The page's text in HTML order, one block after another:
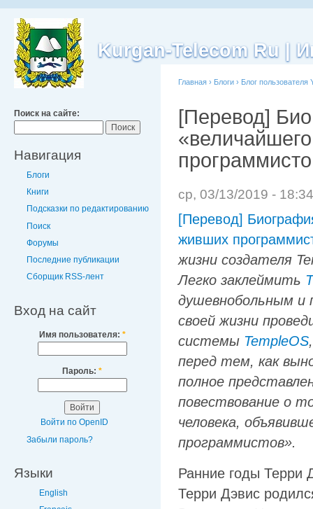
Kurgan-Telecom Ru |
Поиск на сайте:
Навигация
Блоги
Книги
Подсказки по редактированию
Поиск
Форумы
Последние публикации
Сборщик RSS-лент
Вход на сайт
Имя пользователя: *
Пароль: *
Войти по OpenID
Забыли пароль?
Языки
English
Главная › Блоги › Блог пользователя
[Перевод]
ср, 03/13/2019 -
[Перевод]
живших
жизни создателя
Легко заклеймить
душевнобольным и
своей жизни
системы TempleOS
перед тем, как
полное
повествование о
человека,
программистов».
Ранние годы Терри
Терри Дэвис